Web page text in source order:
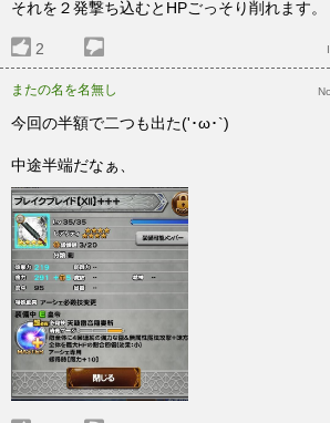
それを２発撃ち込むとHPごっそり削れます。
2
またの名を名無し
今回の半額で二つも出た('･ω･`)
中途半端だなぁ、